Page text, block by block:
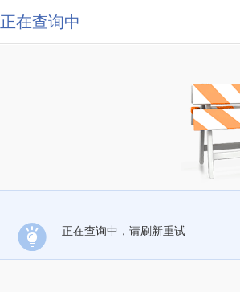
正在查询中
正在查询中，请刷新重试